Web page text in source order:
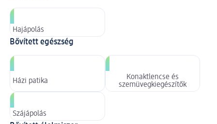
Hajápolás
Bővített egészség
Házi patika
Konaktlencse és
szemüvegkiegészítők
Szájápolás